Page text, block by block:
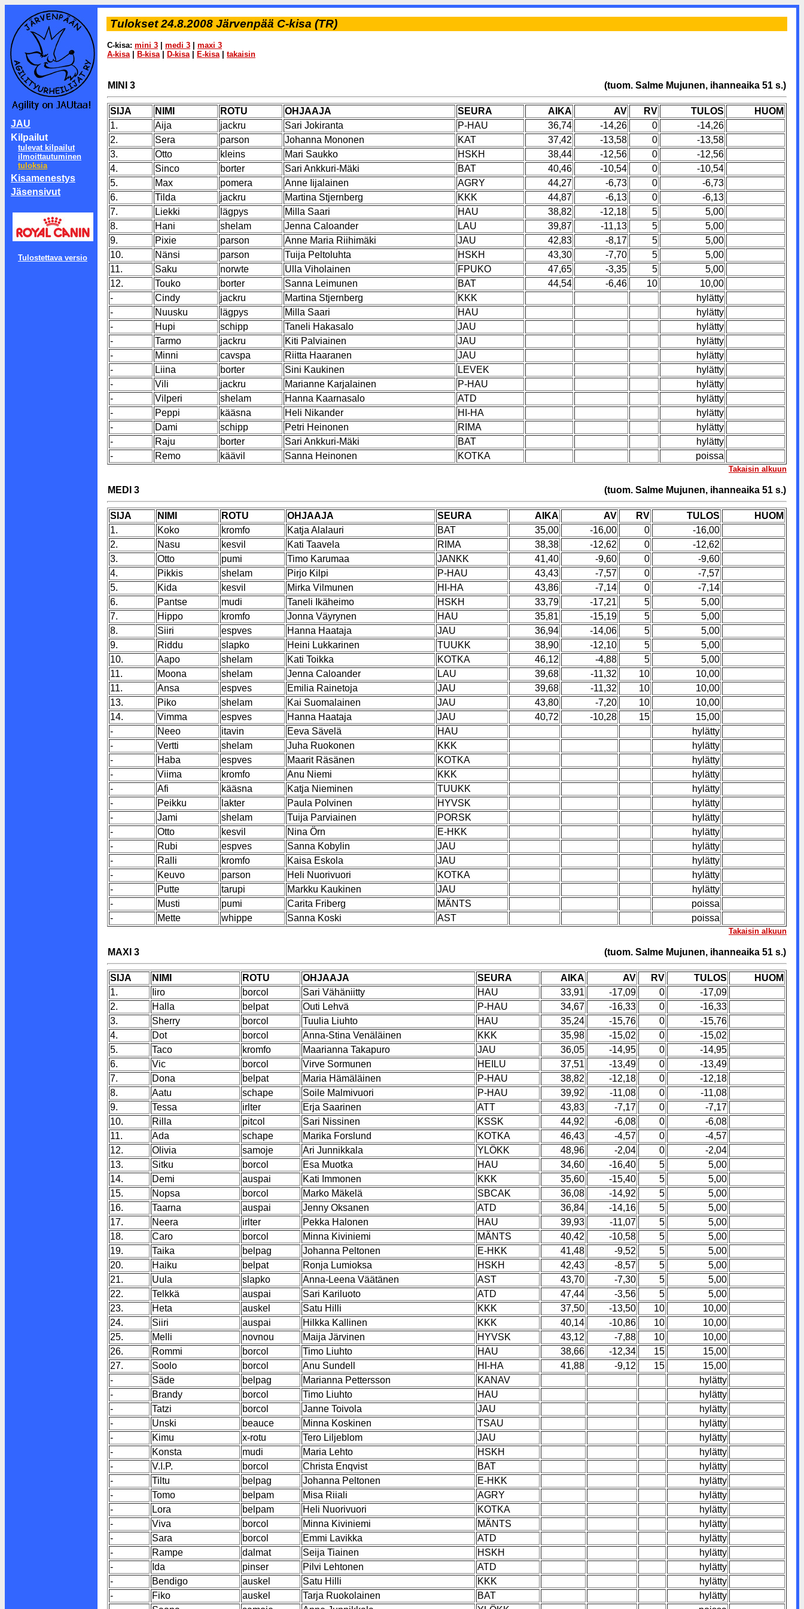
JAU
Kilpailut
tulevat kilpailut
ilmoittautuminen
tuloksia
Kisamenestys
Jäsensivut
Tulostettava versio
Tulokset 24.8.2008 Järvenpää C-kisa (TR)
C-kisa: mini 3 medi 3
maxi 3
A-kisa| B-kisa| D-kisa| E-kisa| takaisin
MINI 3 (tuom. Salme Mujunen, ihanneaika 51 s.)
SIJA NIMI ROTU OHJAAJA SEURA AIKA AV RV TULOS
HUOM
1.
Aija jackru Sari Jokiranta P-HAU 36,74 -14,26 0
-14,26
2.
Sera parson Johanna Mononen KAT 37,42 -13,58 0
-13,58
3.
Otto kleins Mari Saukko HSKH 38,44 -12,56 0
-12,56
4.
Sinco borter Sari Ankkuri-Mäki BAT 40,46 -10,54 0
-10,54
5.
Max pomera Anne Iijalainen AGRY 44,27 -6,73 0
-6,73
6.
Tilda jackru Martina Stjernberg KKK 44,87 -6,13 0
-6,13
7.
Liekki lägpys Milla Saari HAU 38,82 -12,18 5
5,00
8.
Hani shelam Jenna Caloander LAU 39,87 -11,13 5
5,00
9.
Pixie parson Anne Maria Riihimäki JAU 42,83 -8,17 5
5,00
10.
Nänsi parson Tuija Peltoluhta HSKH 43,30 -7,70 5
5,00
11.
Saku norwte Ulla Viholainen FPUKO 47,65 -3,35 5
5,00
12.
Touko borter Sanna Leimunen BAT 44,54 -6,46 10
10,00
-
Cindy jackru Martina Stjernberg KKK
hylätty
-
Nuusku lägpys Milla Saari HAU
hylätty
-
Hupi schipp Taneli Hakasalo JAU
hylätty
-
Tarmo jackru Kiti Palviainen JAU
hylätty
-
Minni cavspa Riitta Haaranen JAU
hylätty
-
Liina borter Sini Kaukinen LEVEK
hylätty
-
Vili jackru Marianne Karjalainen P-HAU
hylätty
-
Vilperi shelam Hanna Kaarnasalo ATD
hylätty
-
Peppi kääsna Heli Nikander HI-HA
hylätty
-
Dami schipp Petri Heinonen RIMA
hylätty
-
Raju borter Sari Ankkuri-Mäki BAT
hylätty
-
Remo käävil Sanna Heinonen KOTKA poissa
Takaisin alkuun
MEDI 3 (tuom. Salme Mujunen, ihanneaika 51 s.)
SIJA NIMI ROTU OHJAAJA SEURA AIKA AV RV TULOS
HUOM
1.
Koko kromfo Katja Alalauri BAT 35,00 -16,00 0
-16,00
2.
Nasu kesvil Kati Taavela RIMA 38,38 -12,62 0
-12,62
3.
Otto pumi Timo Karumaa JANKK 41,40 -9,60 0
-9,60
4.
Pikkis shelam Pirjo Kilpi P-HAU 43,43 -7,57 0
-7,57
5.
Kida kesvil Mirka Vilmunen HI-HA 43,86 -7,14 0
-7,14
6.
Pantse mudi Taneli Ikäheimo HSKH 33,79 -17,21 5
5,00
7.
Hippo kromfo Jonna Väyrynen HAU 35,81 -15,19 5
5,00
8.
Siiri espves Hanna Haataja JAU 36,94 -14,06 5
5,00
9.
Riddu slapko Heini Lukkarinen TUUKK 38,90 -12,10 5
5,00
10.
Aapo shelam Kati Toikka KOTKA 46,12 -4,88 5
5,00
11.
Moona shelam Jenna Caloander LAU 39,68 -11,32 10
10,00
11.
Ansa espves Emilia Rainetoja JAU 39,68 -11,32 10
10,00
13.
Piko shelam Kai Suomalainen JAU 43,80 -7,20 10
10,00
14.
Vimma espves Hanna Haataja JAU 40,72 -10,28 15
15,00
-
Neeo itavin Eeva Sävelä HAU
hylätty
-
Vertti shelam Juha Ruokonen KKK
hylätty
-
Haba espves Maarit Räsänen KOTKA
hylätty
-
Viima kromfo Anu Niemi KKK
hylätty
-
Afi kääsna Katja Nieminen TUUKK
hylätty
-
Peikku lakter Paula Polvinen HYVSK
hylätty
-
Jami shelam Tuija Parviainen PORSK
hylätty
-
Otto kesvil Nina Örn E-HKK
hylätty
-
Rubi espves Sanna Kobylin JAU
hylätty
-
Ralli kromfo Kaisa Eskola JAU
hylätty
-
Keuvo parson Heli Nuorivuori KOTKA
hylätty
-
Putte tarupi Markku Kaukinen JAU
hylätty
-
Musti pumi Carita Friberg MÄNTS
poissa
-
Mette whippe Sanna Koski AST poissa
Takaisin alkuun
MAXI 3 (tuom. Salme Mujunen, ihanneaika 51 s.)
SIJA NIMI ROTU OHJAAJA SEURA AIKA AV RV TULOS
HUOM
1.
Iiro borcol Sari Vähäniitty HAU 33,91 -17,09 0
-17,09
2.
Halla belpat Outi Lehvä P-HAU 34,67 -16,33 0
-16,33
3.
Sherry borcol Tuulia Liuhto HAU 35,24 -15,76 0
-15,76
4.
Dot borcol Anna-Stina Venäläinen KKK 35,98 -15,02 0
-15,02
5.
Taco kromfo Maarianna Takapuro JAU 36,05 -14,95 0
-14,95
6.
Vic borcol Virve Sormunen HEILU 37,51 -13,49 0
-13,49
7.
Dona belpat Maria Hämäläinen P-HAU 38,82 -12,18 0
-12,18
8.
Aatu schape Soile Malmivuori P-HAU 39,92 -11,08 0
-11,08
9.
Tessa irlter Erja Saarinen ATT 43,83 -7,17 0
-7,17
10.
Rilla pitcol Sari Nissinen KSSK 44,92 -6,08 0
-6,08
11.
Ada schape Marika Forslund KOTKA 46,43 -4,57 0
-4,57
12.
Olivia samoje Ari Junnikkala YLÖKK 48,96 -2,04 0
-2,04
13.
Sitku borcol Esa Muotka HAU 34,60 -16,40 5
5,00
14.
Demi auspai Kati Immonen KKK 35,60 -15,40 5
5,00
15.
Nopsa borcol Marko Mäkelä SBCAK 36,08 -14,92 5
5,00
16.
Taarna auspai Jenny Oksanen ATD 36,84 -14,16 5
5,00
17.
Neera irlter Pekka Halonen HAU 39,93 -11,07 5
5,00
18.
Caro borcol Minna Kiviniemi MÄNTS 40,42 -10,58 5
5,00
19.
Taika belpag Johanna Peltonen E-HKK 41,48 -9,52 5
5,00
20.
Haiku belpat Ronja Lumioksa HSKH 42,43 -8,57 5
5,00
21.
Uula slapko Anna-Leena Väätänen AST 43,70 -7,30 5
5,00
22.
Telkkä auspai Sari Kariluoto ATD 47,44 -3,56 5
5,00
23.
Heta auskel Satu Hilli KKK 37,50 -13,50 10
10,00
24.
Siiri auspai Hilkka Kallinen KKK 40,14 -10,86 10
10,00
25.
Melli novnou Maija Järvinen HYVSK 43,12 -7,88 10
10,00
26.
Rommi borcol Timo Liuhto HAU 38,66 -12,34 15
15,00
27.
Soolo borcol Anu Sundell HI-HA 41,88 -9,12 15
15,00
-
Säde belpag Marianna Pettersson KANAV
hylätty
-
Brandy borcol Timo Liuhto HAU
hylätty
-
Tatzi borcol Janne Toivola JAU
hylätty
-
Unski beauce Minna Koskinen TSAU
hylätty
-
Kimu x-rotu Tero Liljeblom JAU
hylätty
-
Konsta mudi Maria Lehto HSKH
hylätty
-
V.I.P. borcol Christa Enqvist BAT
hylätty
-
Tiltu belpag Johanna Peltonen E-HKK
hylätty
-
Tomo belpam Misa Riiali AGRY
hylätty
-
Lora belpam Heli Nuorivuori KOTKA
hylätty
-
Viva borcol Minna Kiviniemi MÄNTS
hylätty
-
Sara borcol Emmi Lavikka ATD
hylätty
-
Rampe dalmat Seija Tiainen HSKH
hylätty
-
Ida pinser Pilvi Lehtonen ATD
hylätty
-
Bendigo auskel Satu Hilli KKK
hylätty
-
Fiko auskel Tarja Ruokolainen BAT
hylätty